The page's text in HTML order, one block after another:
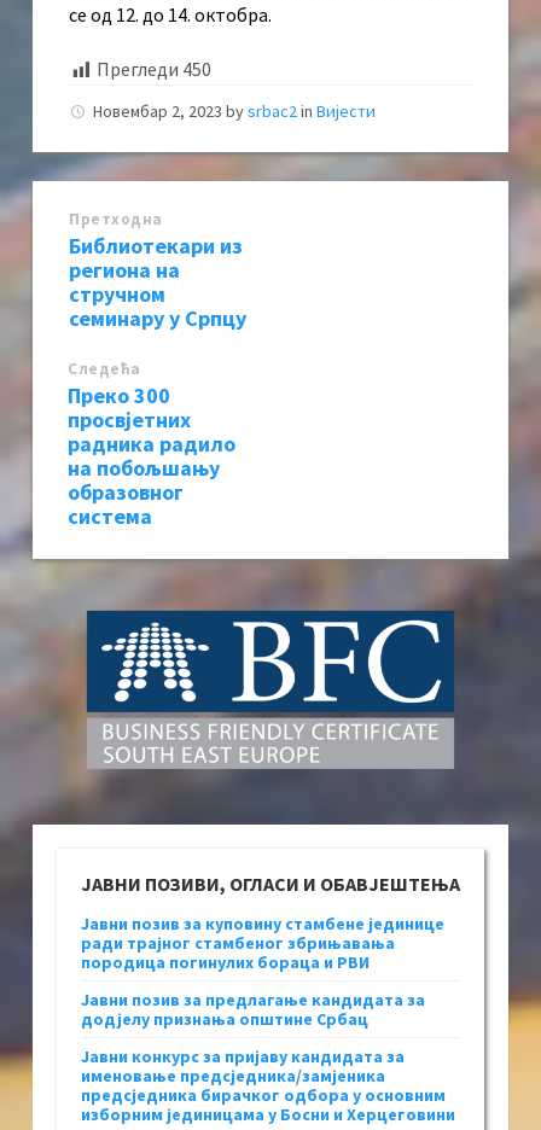
се од 12. до 14. октобра.
Прегледи 450
Новембар 2, 2023 bysrbac2 in Вијести
Претходна
Библиотекари из
региона на
стручном
семинару у Српцу
Следећa
Преко 300
просвјетних
радника радило
на побољшању
образовног
система
ЈАВНИ ПОЗИВИ, ОГЛАСИ И ОБАВЈЕШТЕЊА
Јавни позив за куповину стамбене јединице
ради трајног стамбеног збрињавања
породица погинулих бораца и РВИ
Јавни позив за предлагање кандидата за
додјелу признања општине Србац
Јавни конкурс за пријаву кандидата за
именовање предсједника/замјеника
предсједника бирачког одбора у основним
изборним јединицама у Босни и Херцеговини